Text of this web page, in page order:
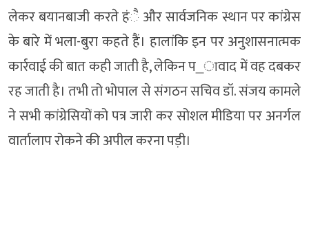
लेकर बयानबाजी करते हंै और सार्वजनिक स्थान पर कांग्रेस
के बारे में भला-बुरा कहते हैं। हालांकि इन पर अनुशासनात्मक
कार्रवाई की बात कही जाती है, लेकिन प_ावाद में वह दबकर
रह जाती है। तभी तो भोपाल से संगठन सचिव डॉ. संजय कामले
ने सभी कांग्रेसियों को पत्र जारी कर सोशल मीडिया पर अनर्गल
वार्तालाप रोकने की अपील करना पड़ी।